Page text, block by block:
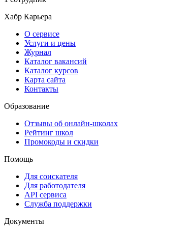
Хабр Карьера
О сервисе
Услуги и цены
Журнал
Каталог вакансий
Каталог курсов
Карта сайта
Контакты
Образование
Отзывы об онлайн-школах
Рейтинг школ
Промокоды и скидки
Помощь
Для соискателя
Для работодателя
API сервиса
Служба поддержки
Документы